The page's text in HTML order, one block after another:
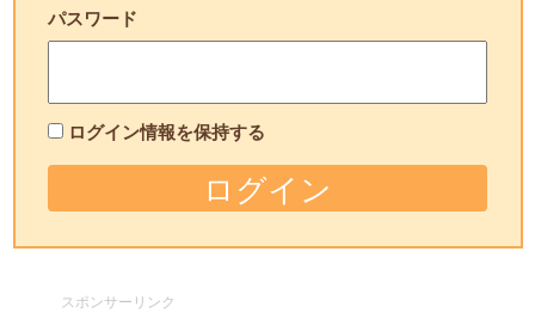
パスワード
ログイン情報を保持する
スポンサーリンク